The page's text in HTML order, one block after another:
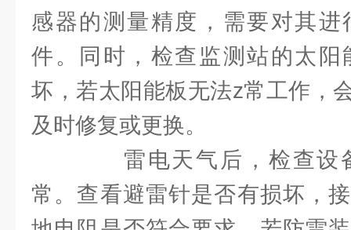
感器的测量精度，需要对其
件。同时，检查监测站的太阳
坏，若太阳能板无法z常工作，
及时修复或更换。
雷电天气后，检查设
常。查看避雷针是否有损坏，